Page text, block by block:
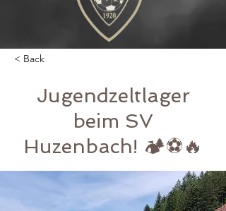
< Back
Jugendzeltlager
beim SV
Huzenbach! 🏕⚽🔥